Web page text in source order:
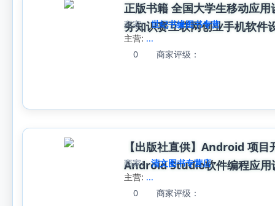
正版书籍 全国大学生移动应
务知识赛互联网创业手机软件
商家:
世纪书缘图书专营
主营: ...
0
商家评级：
【出版社直供】Android 项
Android Studio软件编程应用
商家:
清文图书专营店
主营: ...
0
商家评级：